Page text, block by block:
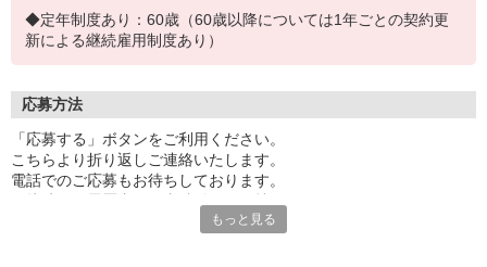
◆定年制度あり：60歳（60歳以降については1年ごとの契約更
新による継続雇用制度あり）
応募方法
「応募する」ボタンをご利用ください。
こちらより折り返しご連絡いたします。
電話でのご応募もお待ちしております。
※お電話でのお問い合わせは、光IP電話、及びIP電話からはご利用
もっと見る